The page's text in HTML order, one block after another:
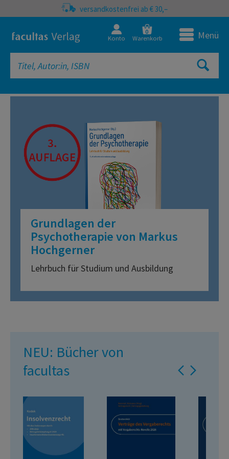
versandkostenfrei ab € 30,–
Konto
0
Warenkorb Menü
Grundlagen der
Psychotherapie von Markus
Hochgerner
Lehrbuch für Studium und Ausbildung
NEU: Bücher von
facultas